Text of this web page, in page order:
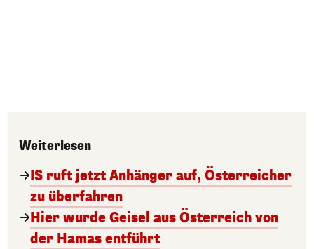
Weiterlesen
IS ruft jetzt Anhänger auf, Österreicher
zu überfahren
Hier wurde Geisel aus Österreich von
der Hamas entführt